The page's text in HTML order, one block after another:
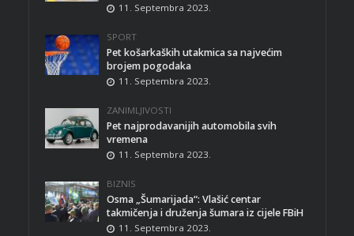
11. Septembra 2023.
SPORT
Pet košarkaških utakmica sa najvećim
brojem pogodaka
11. Septembra 2023.
ZANIMLJIVOSTI
Pet najprodavanijih automobila svih
vremena
11. Septembra 2023.
BIZNIS
Osma „Šumarijada“: Vlašić centar
takmičenja i druženja šumara iz cijele FBiH
11. Septembra 2023.